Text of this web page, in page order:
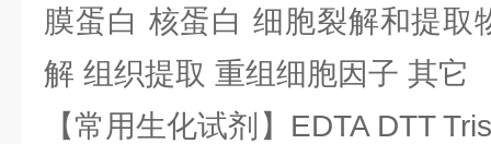
膜蛋白 核蛋白 细胞裂解和提取
解 组织提取 重组细胞因子 其它
【常用生化试剂】EDTA DTT